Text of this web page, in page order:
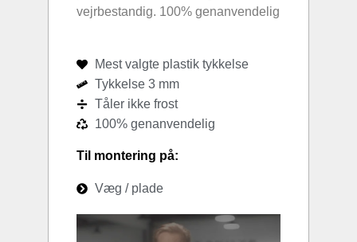
vejrbestandig. 100% genanvendelig
Mest valgte plastik tykkelse
Tykkelse 3 mm
Tåler ikke frost
100% genanvendelig
Til montering på:
Væg / plade